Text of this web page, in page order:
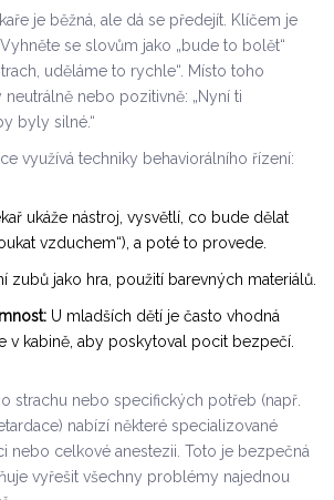
je běžná, ale dá se předejít. Klíčem je
se slovům jako „bude to bolět“
uděláme to rychle“. Místo toho
nebo pozitivně: „Nyní ti
byly silné.“
využívá techniky behaviorálního řízení:
ukáže nástroj, vysvětlí, co bude dělat
vzduchem“), a poté to provede.
zubů jako hra, použití barevných materiálů.
U mladších dětí je často vhodná
v kabině, aby poskytoval pocit bezpečí.
strachu nebo specifických potřeb (např.
nabízí některé specializované
nebo celkové anestezii. Toto je bezpečná
vyřešit všechny problémy najednou